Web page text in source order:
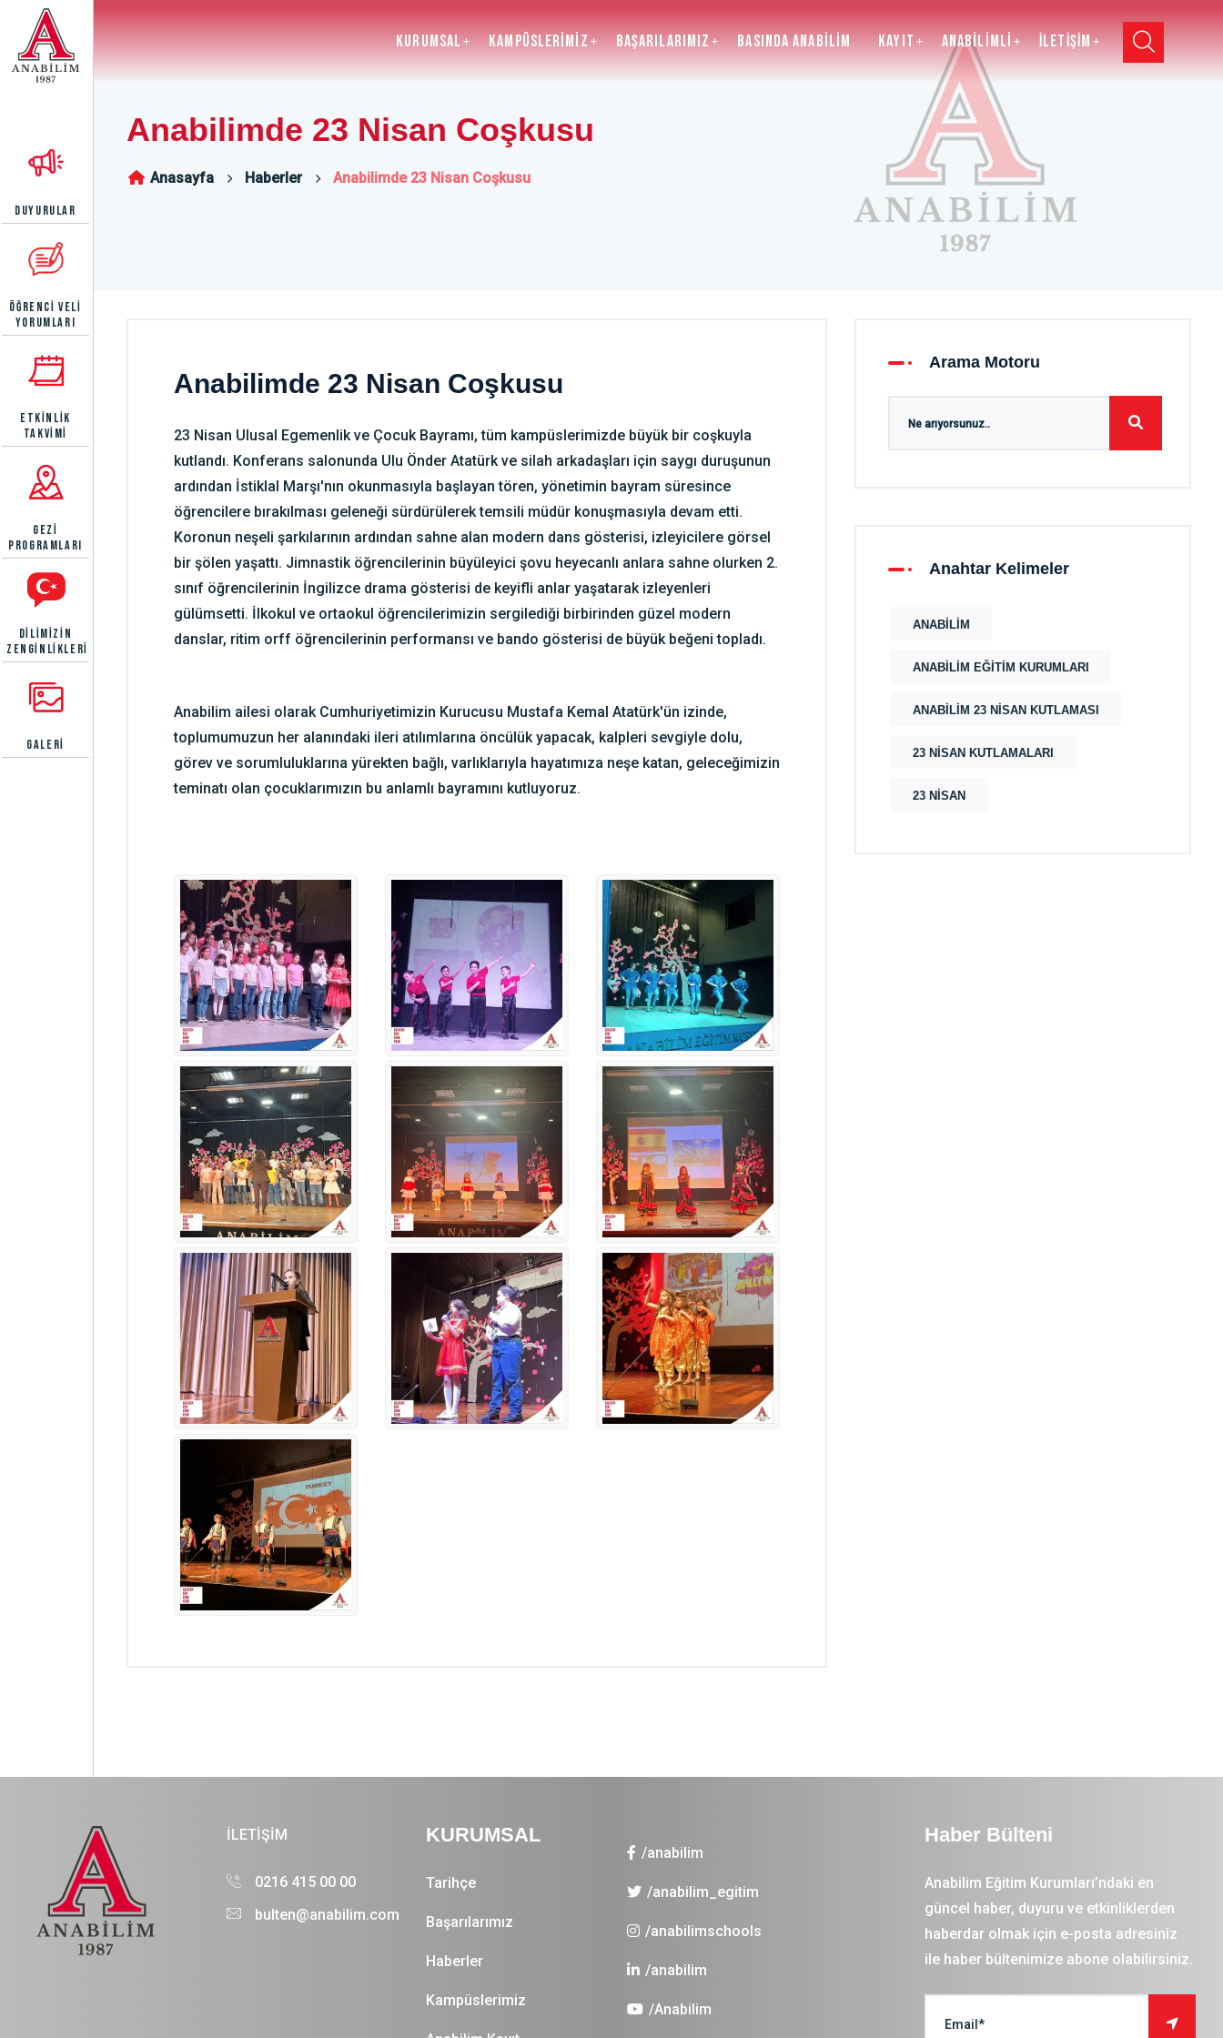
DUYURULAR
ÖĞRENCI VELI
YORUMLARI
ETKINLIK
TAKVIMI
GEZI
PROGRAMLARI
DILIMIZIN
ZENGINLIKLERI
GALERI
Kurumsal Kampüslerimiz BAŞARILARIMIZ Basında Anabilim KAYIT Anabilimli İLETİŞİM
Anabilimde 23 Nisan Coşkusu
Anasayfa Haberler Anabilimde 23 Nisan Coşkusu
Anabilimde 23 Nisan Coşkusu
23 Nisan Ulusal Egemenlik ve Çocuk Bayramı, tüm kampüslerimizde büyük bir coşkuyla
kutlandı. Konferans salonunda Ulu Önder Atatürk ve silah arkadaşları için saygı duruşunun
ardından İstiklal Marşı'nın okunmasıyla başlayan tören, yönetimin bayram süresince
öğrencilere bırakılması geleneği sürdürülerek temsili müdür konuşmasıyla devam etti.
Koronun neşeli şarkılarının ardından sahne alan modern dans gösterisi, izleyicilere görsel
bir şölen yaşattı. Jimnastik öğrencilerinin büyüleyici şovu heyecanlı anlara sahne olurken 2.
sınıf öğrencilerinin İngilizce drama gösterisi de keyifli anlar yaşatarak izleyenleri
gülümsetti. İlkokul ve ortaokul öğrencilerimizin sergilediği birbirinden güzel modern
danslar, ritim orff öğrencilerinin performansı ve bando gösterisi de büyük beğeni topladı.
Anabilim ailesi olarak Cumhuriyetimizin Kurucusu Mustafa Kemal Atatürk'ün izinde,
toplumumuzun her alanındaki ileri atılımlarına öncülük yapacak, kalpleri sevgiyle dolu,
görev ve sorumluluklarına yürekten bağlı, varlıklarıyla hayatımıza neşe katan, geleceğimizin
teminatı olan çocuklarımızın bu anlamlı bayramını kutluyoruz.
Arama Motoru
Anahtar Kelimeler
ANABILIM
ANABILIM EĞITIM KURUMLARI
ANABILIM 23 NISAN KUTLAMASI
23 NISAN KUTLAMALARI
23 NISAN
İLETİŞİM
0216 415 00 00
bulten@anabilim.com
KURUMSAL
Tarihçe
Başarılarımız
Haberler
Kampüslerimiz
/anabilim
/anabilim_egitim
/anabilimschools
/anabilim
/Anabilim
Haber Bülteni
Anabilim Eğitim Kurumları’ndaki en
güncel haber, duyuru ve etkinliklerden
haberdar olmak için e-posta adresiniz
ile haber bültenimize abone olabilirsiniz.